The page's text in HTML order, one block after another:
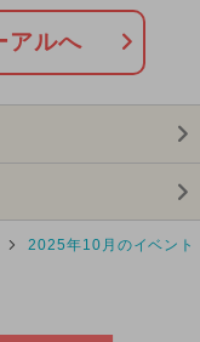
日帰り
アルへ
2025年10月のイベント